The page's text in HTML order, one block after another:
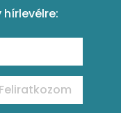
Feliratkozom